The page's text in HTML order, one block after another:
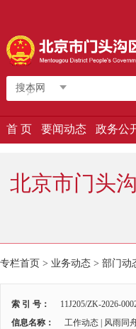
搜本网
首 页 要闻动态 政务公
北京市门头
专栏首页 > 业务动态 > 部门动
索 引 号： 11J205/ZK-2026-
信息名称：
工作动态 | 风雨同